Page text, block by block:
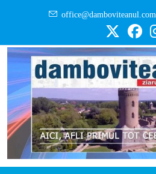
office@damboviteanul.com